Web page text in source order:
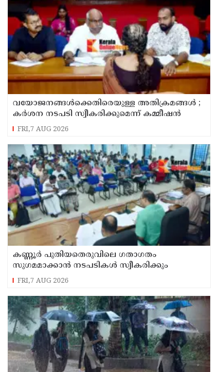
വയോജനങ്ങൾക്കെതിരെയുള്ള അതിക്രമങ്ങൾ ;
കർശന നടപടി സ്വീകരിക്കുമെന്ന് കമ്മീഷൻ
FRI,7 AUG 2026
കണ്ണൂർ പുതിയതെരുവിലെ ഗതാഗതം
സുഗമമാക്കാന്‍ നടപടികള്‍ സ്വീകരിക്കും
FRI,7 AUG 2026